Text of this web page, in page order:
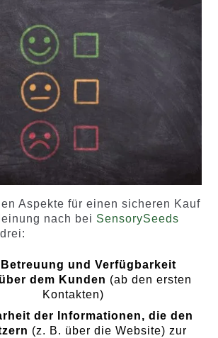
Aspekte für einen sicheren Kauf
nach bei SensorySeeds
Betreuung und Verfügbarkeit
dem Kunden (ab den ersten
Kontakten)
der Informationen, die den
(z. B. über die Website) zur